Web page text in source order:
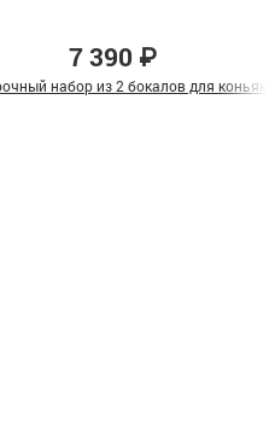
7 390 ₽
набор из 2 бокалов для